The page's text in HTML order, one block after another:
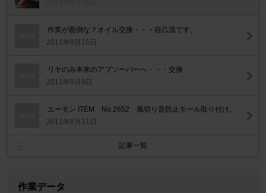
作業が面倒な？オイル交換・・・自己流です。
2011年9月15日
リヤのみ本来のアブソーバーへ・・・交換
2011年9月9日
エーモン ITEM No.2652 風切り音防止モール取り付け。
2011年8月31日
記事一覧
作業データ